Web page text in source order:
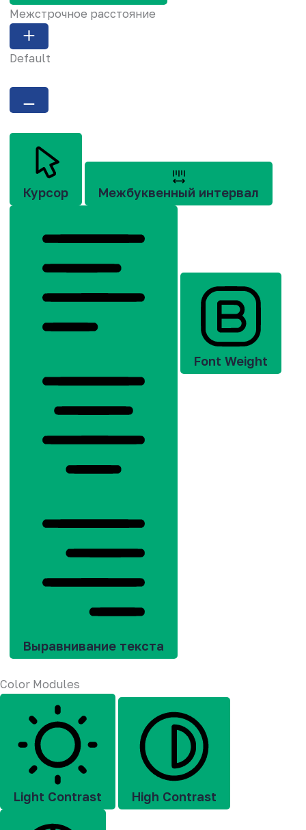
Межстрочное расстояние
Default
Курсор Межбуквенный интервал
Выравнивание текста
Font Weight
Color Modules
Light Contrast High Contrast